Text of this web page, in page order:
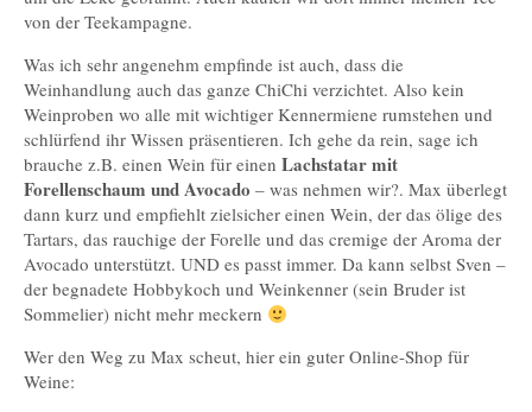
von der Teekampagne.
Was ich sehr angenehm empfinde ist auch, dass die
Weinhandlung auch das ganze ChiChi verzichtet. Also kein
Weinproben wo alle mit wichtiger Kennermiene rumstehen und
schlürfend ihr Wissen präsentieren. Ich gehe da rein, sage ich
brauche z.B. einen Wein für einen Lachstatar mit
Forellenschaum und Avocado – was nehmen wir?. Max überlegt
dann kurz und empfiehlt zielsicher einen Wein, der das ölige des
Tartars, das rauchige der Forelle und das cremige der Aroma der
Avocado unterstützt. UND es passt immer. Da kann selbst Sven –
der begnadete Hobbykoch und Weinkenner (sein Bruder ist
Sommelier) nicht mehr meckern
Wer den Weg zu Max scheut, hier ein guter Online-Shop für
Weine: